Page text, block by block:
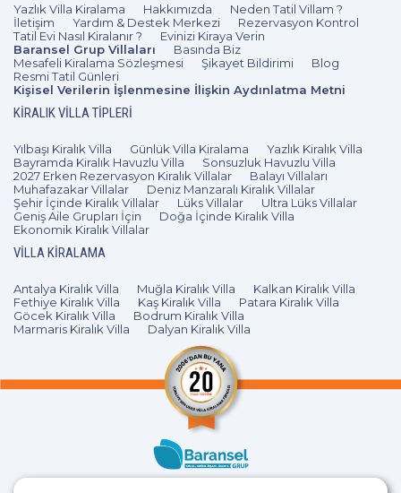
Yazlık Villa Kiralama Hakkımızda
Neden Tatil Villam ?
İletişim
Yardım & Destek Merkezi
Rezervasyon Kontrol
Tatil Evi Nasıl Kiralanır ?
Evinizi Kiraya Verin
Baransel Grup Villaları
Basında Biz
Mesafeli Kiralama Sözleşmesi
Şikayet Bildirimi
Blog
Resmi Tatil Günleri
Kişisel Verilerin İşlenmesine İlişkin Aydınlatma Metni
KIRALIK VILLA TIPLERI
Yılbaşı Kiralık Villa Günlük Villa Kiralama
Yazlık Kiralık Villa
Bayramda Kiralık Havuzlu Villa
Sonsuzluk Havuzlu Villa
2027 Erken Rezervasyon Kiralık Villalar
Balayı Villaları
Muhafazakar Villalar
Deniz Manzaralı Kiralık Villalar
Şehir İçinde Kiralık Villalar
Lüks Villalar
Ultra Lüks Villalar
Geniş Aile Grupları İçin
Doğa İçinde Kiralık Villa
Ekonomik Kiralık Villalar
VILLA KIRALAMA
Antalya Kiralık Villa Muğla Kiralık Villa
Kalkan Kiralık Villa
Fethiye Kiralık Villa
Kaş Kiralık Villa
Patara Kiralık Villa
Göcek Kiralık Villa
Bodrum Kiralık Villa
Marmaris Kiralık Villa
Dalyan Kiralık Villa